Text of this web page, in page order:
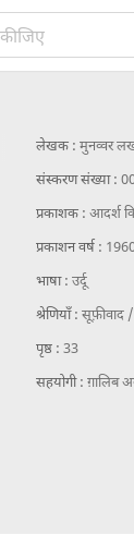
लेखक : मुनव्वर
संस्करण संख्या :
प्रकाशक : आदर्श
प्रकाशन वर्ष :
भाषा : उर्दू
श्रेणियाँ : सूफ़ीवाद
पृष्ठ : 33
सहयोगी : ग़ालिब